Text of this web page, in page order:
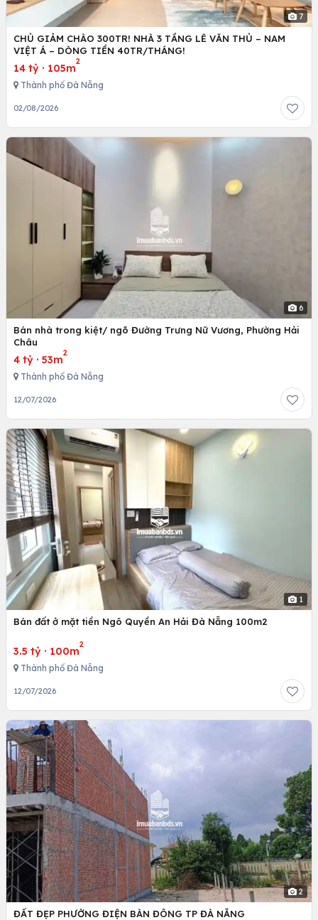
7
CHỦ GIẢM CHÀO 300TR! NHÀ 3 TẦNG LÊ VĂN THỦ – NAM
VIỆT Á – DÒNG TIỀN 40TR/THÁNG!
14 tỷ · 105m
2
Thành phố Đà Nẵng
02/08/2026
6
Bán nhà trong kiệt/ ngõ Đường Trưng Nữ Vương, Phường Hải
Châu
4 tỷ · 53m
2
Thành phố Đà Nẵng
12/07/2026
1
Bán đất ở mặt tiền Ngô Quyền An Hải Đà Nẵng 100m2
3.5 tỷ · 100m
2
Thành phố Đà Nẵng
12/07/2026
2
ĐẤT ĐẸP PHƯỜNG ĐIỆN BÀN ĐÔNG TP ĐÀ NẴNG